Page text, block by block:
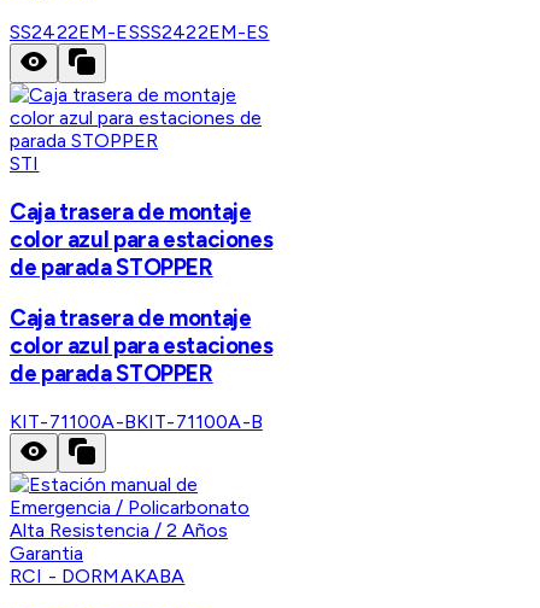
SS2422EM-ESSS2422EM-ES
STI
Caja trasera de montaje
color azul para estaciones
de parada STOPPER
Caja trasera de montaje
color azul para estaciones
de parada STOPPER
KIT-71100A-BKIT-71100A-B
RCI - DORMAKABA